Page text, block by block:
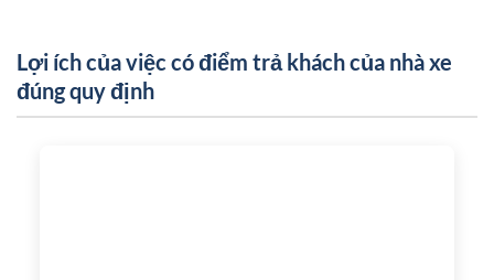
Lợi ích của việc có điểm trả khách của nhà xe
đúng quy định